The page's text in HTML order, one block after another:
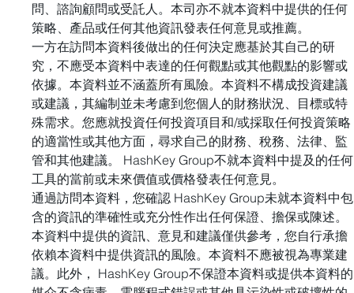
問、諮詢顧問或受託人。本司亦不就本資料中提供的任何
策略、產品或任何其他資訊發表任何意見或推薦。
一方在訪問本資料後做出的任何決定應基於其自己的研
究，不應受本資料中表達的任何觀點或其他觀點的影響或
依據。本資料並不涵蓋所有風險。本資料不構成投資建議
或建議，其編制並未考慮到您個人的財務狀況、目標或特
殊需求。您應就投資任何投資項目和/或採取任何投資策略
的適當性或其他方面，尋求自己的財務、稅務、法律、監
管和其他建議。 HashKey Group不就本資料中提及的任何
工具的當前或未來價值或價格發表任何意見。
通過訪問本資料，您確認 HashKey Group未就本資料中包
含的資訊的準確性或充分性作出任何保證、擔保或陳述。
本資料中提供的資訊、意見和建議僅供參考，您自行承擔
依賴本資料中提供資訊的風險。本資料不應被視為專業建
議。此外， HashKey Group不保證本資料或提供本資料的